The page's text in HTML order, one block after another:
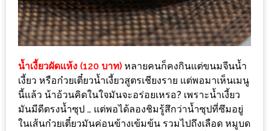
หิว
เจ้าของ
ร้าน
แนะนำ
ร้าน
เพื่อน
น้ำเงี้ยวผัดแห้ง (120 บาท) หลายคนก็คงกินแต่ขนมจีนน้ำ
เงี้ยว หรือก๋วยเตี๋ยวน้ำเงี้ยวสูตรเชียงราย แต่พอมาเห็นเมนู
นี้แล้ว น้าอ้วนคิดในใจมันจะอร่อยเหรอ? เพราะน้ำเงี้ยว
มันมีดีตรงน้ำซุป … แต่พอได้ลองชิมรู้สึกว่าน้ำซุปที่ซึมอยู่
ในเส้นก๋วยเตี๋ยวมันค่อนข้างเข้มข้น รวมไปถึงเลือด หมูบด